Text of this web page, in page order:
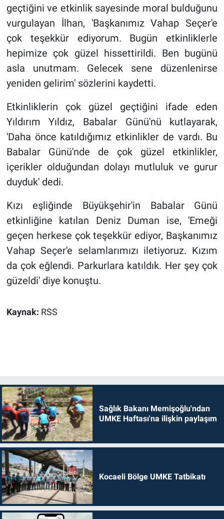
geçtiğini ve etkinlik sayesinde moral bulduğunu
vurgulayan İlhan, 'Başkanımız Vahap Seçer'e
çok teşekkür ediyorum. Bugün etkinliklerle
hepimize çok güzel hissettirildi. Ben bugünü
asla unutmam. Gelecek sene düzenlenirse
yeniden gelirim' sözlerini kaydetti.
Etkinliklerin çok güzel geçtiğini ifade eden
Yıldırım Yıldız, Babalar Günü'nü kutlayarak,
'Daha önce katıldığımız etkinlikler de vardı. Bu
Babalar Günü'nde de çok güzel etkinlikler,
içerikler olduğundan dolayı mutluluk ve gurur
duyduk' dedi.
Kızı eşliğinde Büyükşehir'in Babalar Günü
etkinliğine katılan Deniz Duman ise, 'Emeği
geçen herkese çok teşekkür ediyor, Başkanımız
Vahap Seçer'e selamlarımızı iletiyoruz. Kızım
da çok eğlendi. Parkurlara katıldık. Her şey çok
güzeldi' diye konuştu.
Kaynak: RSS
Sağlık Bakanı Memişoğlu'ndan
UMKE Haftası'na ilişkin paylaşım
Kocaeli Bölge UMKE Tatbikatı